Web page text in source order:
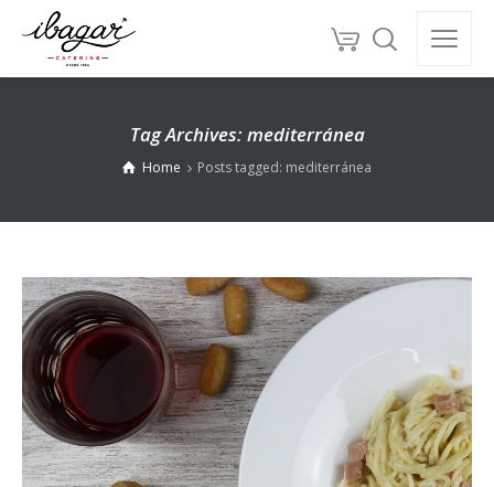
Tag Archives: mediterránea
Home Posts tagged: mediterránea